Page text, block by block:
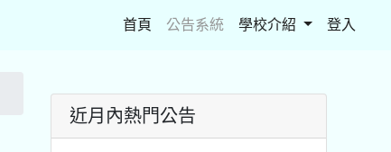
首頁 (current)
公告系統 學校介紹 登入
近月內熱門公告